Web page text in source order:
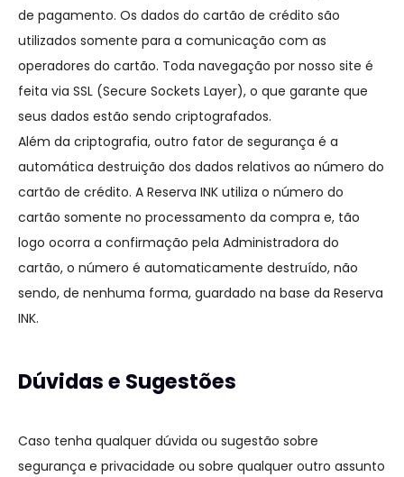
de pagamento. Os dados do cartão de crédito são
utilizados somente para a comunicação com as
operadores do cartão. Toda navegação por nosso site é
feita via SSL (Secure Sockets Layer), o que garante que
seus dados estão sendo criptografados.
Além da criptografia, outro fator de segurança é a
automática destruição dos dados relativos ao número do
cartão de crédito. A Reserva INK utiliza o número do
cartão somente no processamento da compra e, tão
logo ocorra a confirmação pela Administradora do
cartão, o número é automaticamente destruído, não
sendo, de nenhuma forma, guardado na base da Reserva
INK.
Dúvidas e Sugestões
Caso tenha qualquer dúvida ou sugestão sobre
segurança e privacidade ou sobre qualquer outro assunto